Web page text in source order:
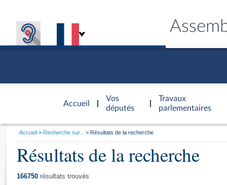
Accueil
d'accueil
Vos
députés
Travaux
parlementaires
Général
Vous
Accueil Recherche sur... Résultats de la recherche
Résultats de la recherche
166750 résultats trouvés